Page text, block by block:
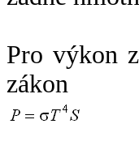
Pro výkon
zákon